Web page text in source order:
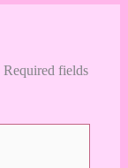
Required fields